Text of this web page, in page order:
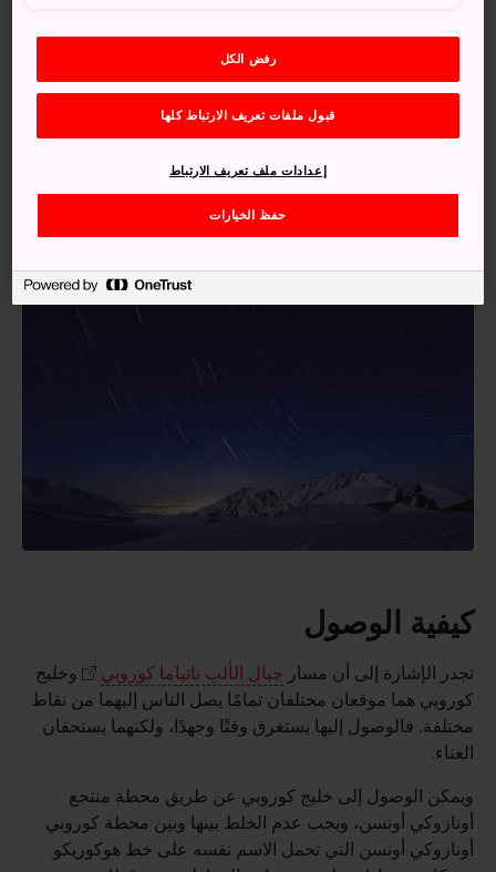
الممر الثلجي الهائل في أوائل الربيع مع الجدران
الثلجية التي يصل ارتفاعها إلى 20 مترًا على مسار جبال
الألب تاتياما كوروبي
كيفية الوصول
تجدر الإشارة إلى أن مسار جبال الألب تاتياما كوروبي
وخليج
كوروبي هما موقعان مختلفان تمامًا يصل الناس إليهما من نقاط
مختلفة. فالوصول إليها يستغرق وقتًا وجهدًا، ولكنهما يستحقان
العناء.
ويمكن الوصول إلى خليج كوروبي عن طريق محطة منتجع
أونازوكي أونسن، ويجب عدم الخلط بينها وبين محطة كوروبي
أونازوكي أونسن التي تحمل الاسم نفسه على خط هوكوريكو
رفض الكل
قبول ملفات تعريف الارتباط كلها
حفظ الخيارات
إعدادات ملف تعريف الارتباط